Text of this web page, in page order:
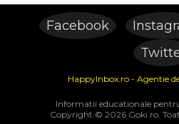
Facebook
HappyInbox.ro - Agentie
Informatii educationale
Copyright © 2026 Goki.ro.